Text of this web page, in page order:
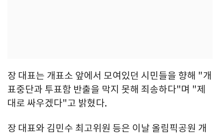
장 대표는 개표소 앞에서 모여있던 시민들을 향해 "개
표중단과 투표함 반출을 막지 못해 죄송하다"며 "제
대로 싸우겠다"고 밝혔다.
장 대표와 김민수 최고위원 등은 이날 올림픽공원 개